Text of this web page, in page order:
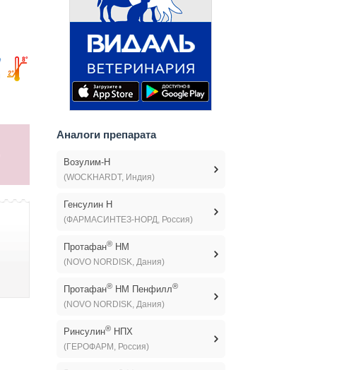
Аналоги препарата
Возулим-Н
(WOCKHARDT, Индия)
Генсулин Н
(ФАРМАСИНТЕЗ-НОРД, Россия)
Протафан®HM
(NOVO NORDISK, Дания)
Протафан®HM Пенфилл®
(NOVO NORDISK, Дания)
Ринсулин®НПХ
(ГЕРОФАРМ, Россия)